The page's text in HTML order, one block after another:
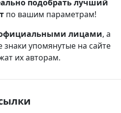
подобрать лучший
по вашим параметрам!
официальными лицами, а
упомянутые на сайте
их авторам.